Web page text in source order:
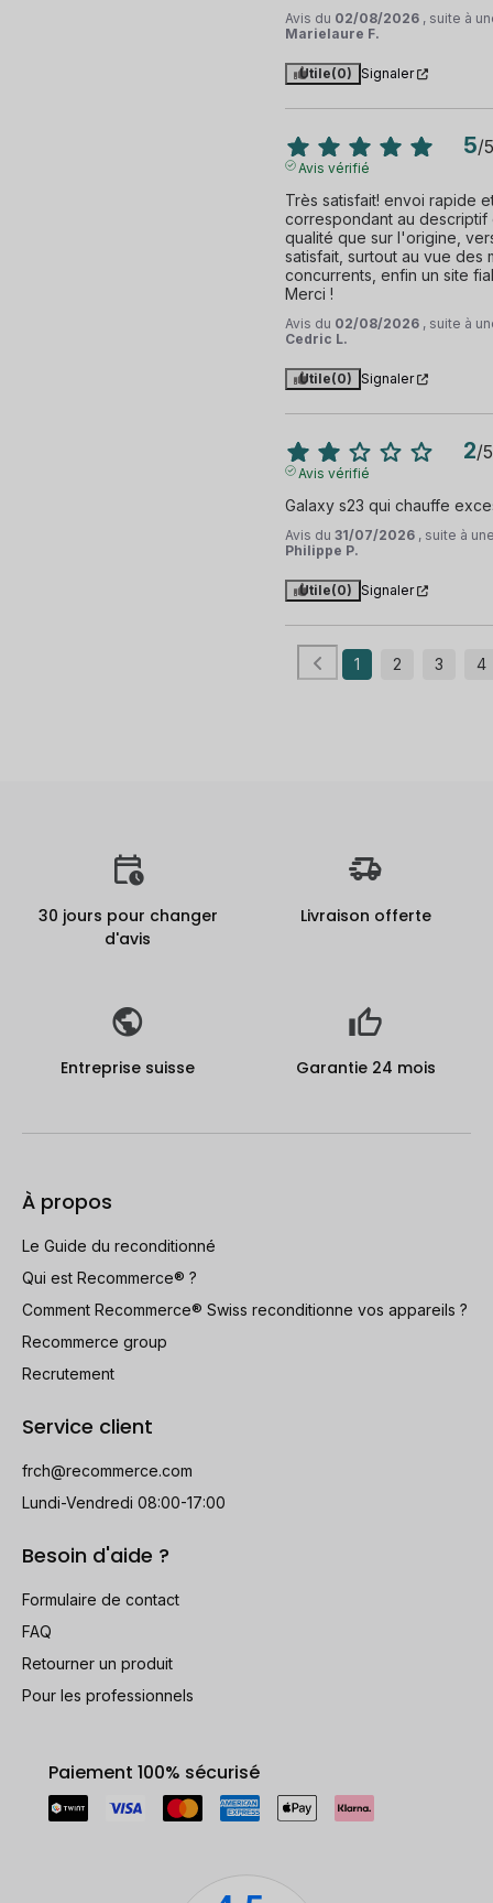
Avis du 02/08/2026 , suite à
Marielaure F.
Utile(0) Signaler
5/5
Avis vérifié
Très satisfait! envoi rapide
correspondant au descriptif
qualité que sur l'origine,
satisfait, surtout au vue des
concurrents, enfin un site
Merci !
Avis du 02/08/2026 , suite à
Cedric L.
Utile(0) Signaler
2/5
Avis vérifié
Galaxy s23 qui chauffe
Avis du 31/07/2026 , suite à
Philippe P.
Utile(0) Signaler
1 2 3 4
30 jours pour changer
d'avis
Livraison offerte
Entreprise suisse Garantie 24 mois
À propos
Le Guide du reconditionné
Qui est Recommerce® ?
Comment Recommerce® Swiss reconditionne vos appareils ?
Recommerce group
Recrutement
Service client
frch@recommerce.com
Lundi-Vendredi 08:00-17:00
Besoin d'aide ?
Formulaire de contact
FAQ
Retourner un produit
Pour les professionnels
Paiement 100% sécurisé